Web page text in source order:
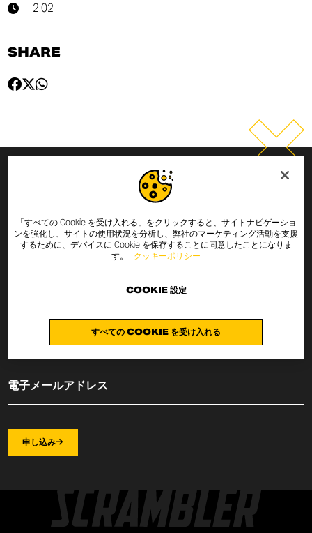
2:02
SHARE
ニュースレターのお申し込み
下記にメールアドレスを入力すると、スクランブラー・ド
ゥカティの最新ニュースやプロモーションをお届けしま
す。スクランブラー・ドゥカティの最新ニュースやキャン
人データの取り扱いについて。また、上記の目的のために私の電子
メールアドレスを取り扱われることに同意します。
申し込み
「すべての Cookie を受け入れる」をクリックすると、サイトナビゲーショ
ンを強化し、サイトの使用状況を分析し、弊社のマーケティング活動を支援
するために、デバイスに Cookie を保存することに同意したことになりま
す。
クッキーポリシー
すべての COOKIE を受け入れる
COOKIE 設定